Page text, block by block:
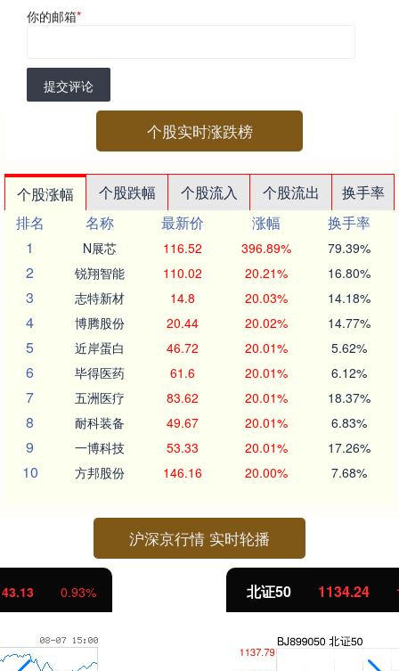
你的邮箱*
提交评论
个股实时涨跌榜
个股涨幅 个股跌幅 个股流入 个股流出
换手率
排名
名称 最新价 涨幅
换手率
1
N展芯 116.52 396.89% 79.39%
2 锐翔智能 110.02 20.21% 16.80%
3 志特新材 14.8 20.03% 14.18%
4 博腾股份 20.44 20.02% 14.77%
5 近岸蛋白 46.72 20.01% 5.62%
6 毕得医药 61.6 20.01% 6.12%
7 五洲医疗 83.62 20.01% 18.37%
8 耐科装备 49.67 20.01% 6.83%
9 一博科技 53.33 20.01% 17.26%
10 方邦股份 146.16 20.00% 7.68%
沪深京行情 实时轮播
北证50 11.37 1.01%